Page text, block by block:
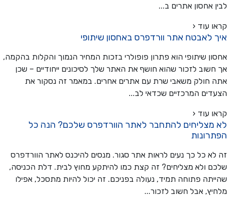
אחסון אתרים ב...
עוד ‹
לאבטח אתר וורדפרס באחסון שיתופי
שיתופי הוא פתרון פופולרי בזכות המחיר הנמוך והקלות בהקמה,
לזכור שהוא חושף את האתר שלך לסיכונים ייחודיים – שכן
חולק משאבי שרת עם אתרים אחרים. במאמר זה נסקור את
המרכזיים שכדאי לב...
עוד ‹
להתחבר לאתר הוורדפרס שלכם? הנה כל
כל כך נעים לראות אתר סגור. מנסים להיכנס לאתר הוורדפרס
ולא מצליחים? זה קצת כמו להיתקע מחוץ לבית. דלת הכניסה,
פתוחה תמיד, נעולה בפניכם. זה יכול להיות מתסכל, אפילו
אבל חשוב לזכור...